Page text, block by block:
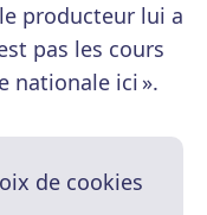
producteur lui a
pas les cours
nationale ici ».
de cookies